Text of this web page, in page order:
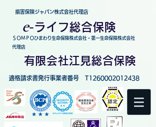
損害保険ジャパン株式会社代理店
e-ライフ総合保険
ＳＯＭＰＯひまわり生命保険株式会社・第一生命保険株式会社
代理店
有限会社江見総合保険
適格請求書発行事業者番号 T1260002012438